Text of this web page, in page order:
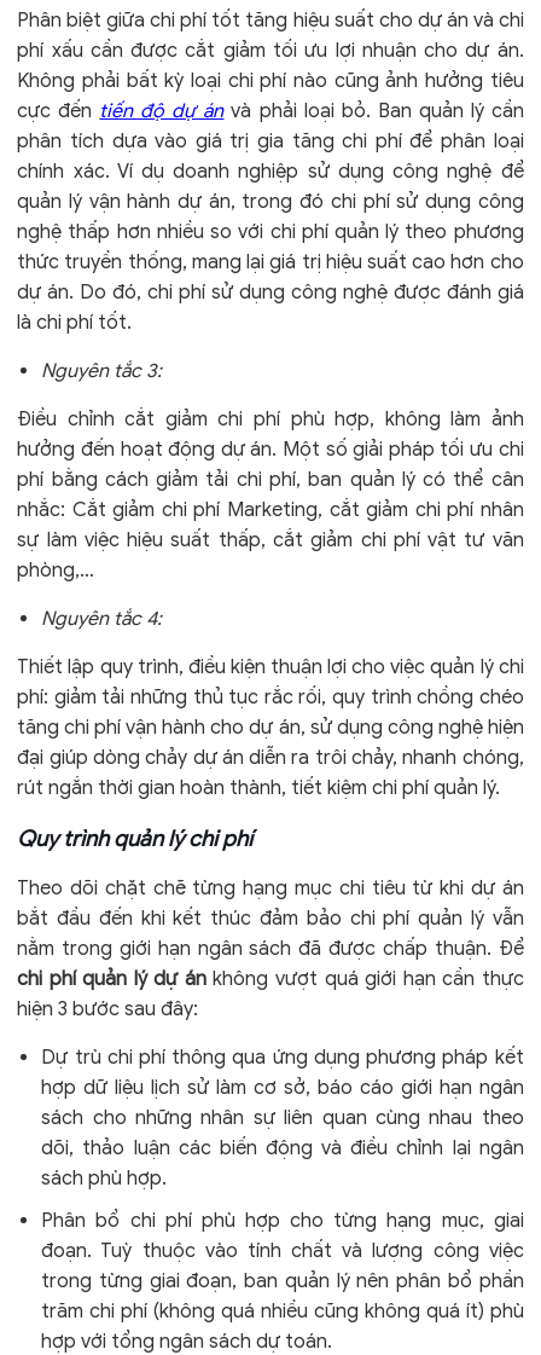
Phân biệt giữa chi phí tốt tăng hiệu suất cho dự án và chi
phí xấu cần được cắt giảm tối ưu lợi nhuận cho dự án.
Không phải bất kỳ loại chi phí nào cũng ảnh hưởng tiêu
cực đến tiến độ dự ánvà phải loại bỏ. Ban quản lý cần
phân tích dựa vào giá trị gia tăng chi phí để phân loại
chính xác. Ví dụ doanh nghiệp sử dụng công nghệ để
quản lý vận hành dự án, trong đó chi phí sử dụng công
nghệ thấp hơn nhiều so với chi phí quản lý theo phương
thức truyền thống, mang lại giá trị hiệu suất cao hơn cho
dự án. Do đó, chi phí sử dụng công nghệ được đánh giá
là chi phí tốt.
Nguyên tắc 3:
Điều chỉnh cắt giảm chi phí phù hợp, không làm ảnh
hưởng đến hoạt động dự án. Một số giải pháp tối ưu chi
phí bằng cách giảm tải chi phí, ban quản lý có thể cân
nhắc: Cắt giảm chi phí Marketing, cắt giảm chi phí nhân
sự làm việc hiệu suất thấp, cắt giảm chi phí vật tư văn
phòng,…
Nguyên tắc 4:
Thiết lập quy trình, điều kiện thuận lợi cho việc quản lý chi
phí: giảm tải những thủ tục rắc rối, quy trình chồng chéo
tăng chi phí vận hành cho dự án, sử dụng công nghệ hiện
đại giúp dòng chảy dự án diễn ra trôi chảy, nhanh chóng,
rút ngắn thời gian hoàn thành, tiết kiệm chi phí quản lý.
Quy trình quản lý chi phí
Theo dõi chặt chẽ từng hạng mục chi tiêu từ khi dự án
bắt đầu đến khi kết thúc đảm bảo chi phí quản lý vẫn
nằm trong giới hạn ngân sách đã được chấp thuận. Để
chi phí quản lý dự ánkhông vượt quá giới hạn cần thực
hiện 3 bước sau đây:
Dự trù chi phí thông qua ứng dụng phương pháp kết
hợp dữ liệu lịch sử làm cơ sở, báo cáo giới hạn ngân
sách cho những nhân sự liên quan cùng nhau theo
dõi, thảo luận các biến động và điều chỉnh lại ngân
sách phù hợp.
Phân bổ chi phí phù hợp cho từng hạng mục, giai
đoạn. Tuỳ thuộc vào tính chất và lượng công việc
trong từng giai đoạn, ban quản lý nên phân bổ phần
trăm chi phí (không quá nhiều cũng không quá ít) phù
hợp với tổng ngân sách dự toán.